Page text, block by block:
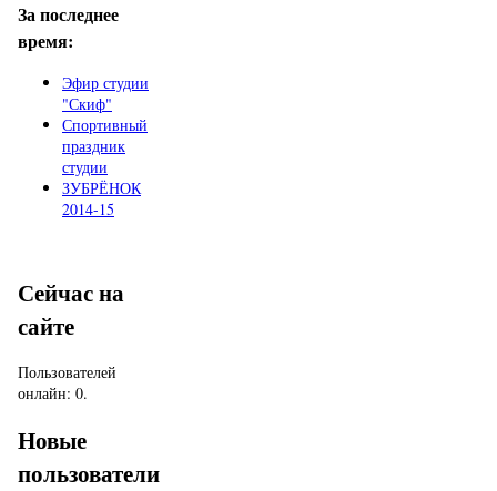
За последнее
время:
Эфир студии
"Скиф"
Спортивный
праздник
студии
ЗУБРЁНОК
2014-15
Сейчас на
сайте
Пользователей
онлайн: 0.
Новые
пользователи